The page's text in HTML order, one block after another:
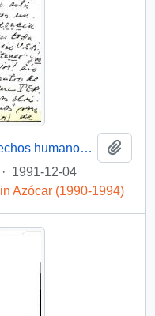
[Expone diversos temas de derechos humanos que deben ser tratados por América Latina]
· 1991-12-04
Azócar (1990-1994)